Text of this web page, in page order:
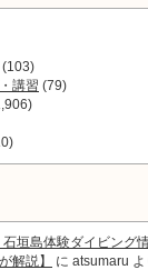
(103)
講習 (79)
石垣島体験ダイビング
解説】
に atsumaru よ